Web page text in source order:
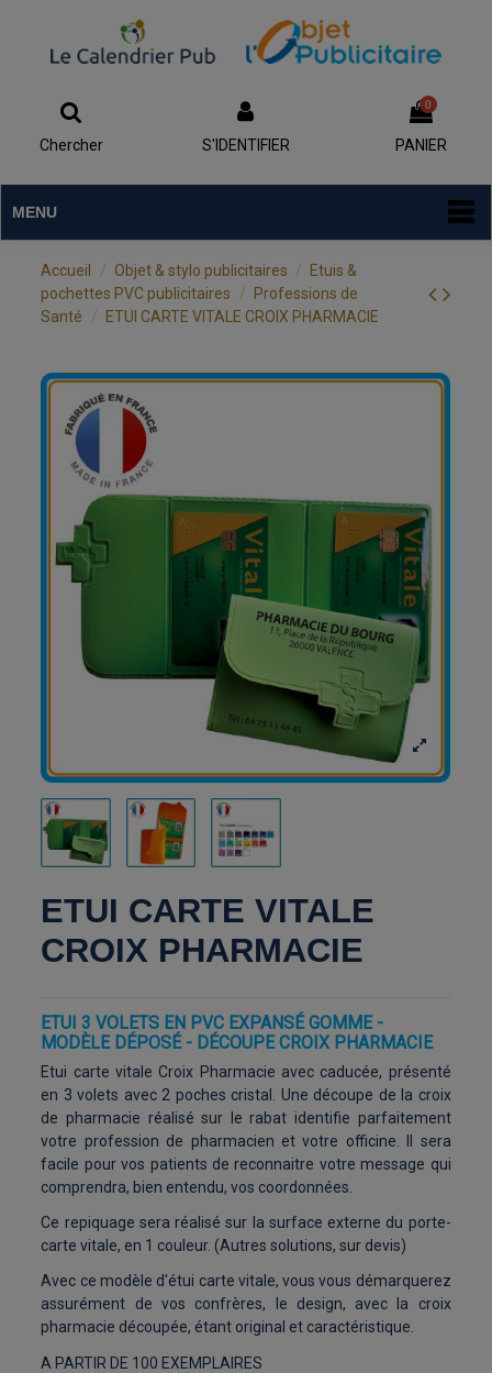
Chercher S'IDENTIFIER
0
PANIER
MENU
Accueil Objet & stylo publicitaires
Etuis &
pochettes PVC publicitaires
Professions de
Santé
ETUI CARTE VITALE CROIX PHARMACIE
ETUI CARTE VITALE
CROIX PHARMACIE
ETUI 3 VOLETS EN PVC EXPANSÉ GOMME -
MODÈLE DÉPOSÉ - DÉCOUPE CROIX PHARMACIE
Etui carte vitale Croix Pharmacie avec caducée, présenté
en 3 volets avec 2 poches cristal. Une découpe de la croix
de pharmacie réalisé sur le rabat identifie parfaitement
votre profession de pharmacien et votre officine. Il sera
facile pour vos patients de reconnaitre votre message qui
comprendra, bien entendu, vos coordonnées.
Ce repiquage sera réalisé sur la surface externe du porte-
carte vitale, en 1 couleur. (Autres solutions, sur devis)
Avec ce modèle d'étui carte vitale, vous vous démarquerez
assurément de vos confrères, le design, avec la croix
pharmacie découpée, étant original et caractéristique.
A PARTIR DE 100 EXEMPLAIRES